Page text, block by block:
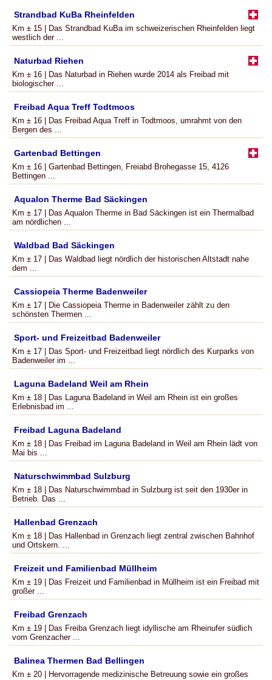
Strandbad KuBa Rheinfelden
Km ± 15 | Das Strandbad KuBa im schweizerischen Rheinfelden liegt
westlich der ...
Naturbad Riehen
Km ± 16 | Das Naturbad in Riehen wurde 2014 als Freibad mit
biologischer ...
Freibad Aqua Treff Todtmoos
Km ± 16 | Das Freibad Aqua Treff in Todtmoos, umrahmt von den
Bergen des ...
Gartenbad Bettingen
Km ± 16 | Gartenbad Bettingen, Freiabd Brohegasse 15, 4126
Bettingen ...
Aqualon Therme Bad Säckingen
Km ± 17 | Das Aqualon Therme in Bad Säckingen ist ein Thermalbad
am nördlichen ...
Waldbad Bad Säckingen
Km ± 17 | Das Waldbad liegt nördlich der historischen Altstadt nahe
dem ...
Cassiopeia Therme Badenweiler
Km ± 17 | Die Cassiopeia Therme in Badenweiler zählt zu den
schönsten Thermen ...
Sport- und Freizeitbad Badenweiler
Km ± 17 | Das Sport- und Freizeitbad liegt nördlich des Kurparks von
Badenweiler im ...
Laguna Badeland Weil am Rhein
Km ± 18 | Das Laguna Badeland in Weil am Rhein ist ein großes
Erlebnisbad im ...
Freibad Laguna Badeland
Km ± 18 | Das Freibad im Laguna Badeland in Weil am Rhein lädt von
Mai bis ...
Naturschwimmbad Sulzburg
Km ± 18 | Das Naturschwimmbad in Sulzburg ist seit den 1930er in
Betrieb. Das ...
Hallenbad Grenzach
Km ± 18 | Das Hallenbad in Grenzach liegt zentral zwischen Bahnhof
und Ortskern. ...
Freizeit und Familienbad Müllheim
Km ± 19 | Das Freizeit und Familienbad in Müllheim ist ein Freibad mit
großer ...
Freibad Grenzach
Km ± 19 | Das Freiba Grenzach liegt idyllische am Rheinufer südlich
vom Grenzacher ...
Balinea Thermen Bad Bellingen
Km ± 20 | Hervorragende medizinische Betreuung sowie ein großes